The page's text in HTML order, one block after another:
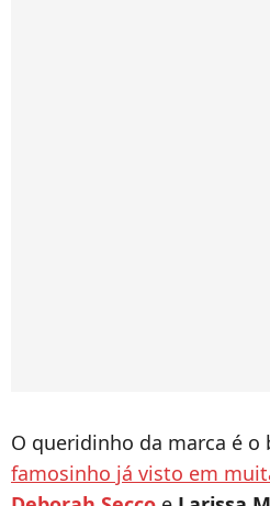
O queridinho da marca é
famosinho já visto em